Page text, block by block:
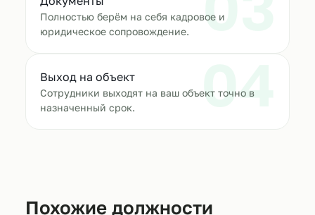
Полностью берём на себя кадровое и
юридическое сопровождение.
04
Выход на объект
Сотрудники выходят на ваш объект точно в
назначенный срок.
Похожие должности